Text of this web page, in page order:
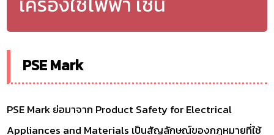
PSE Mark
PSE Mark ย่อมาจาก Product Safety for Electrical
Appliances and Materials เป็นสัญลักษณ์ของกฎหมายที่ใช้